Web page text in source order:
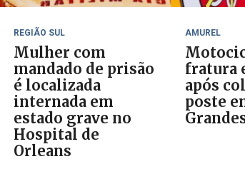
REGIÃO SUL
Mulher com
mandado de prisão
é localizada
internada em
estado grave no
Hospital de
Orleans
AMUREL
fratura
após
poste